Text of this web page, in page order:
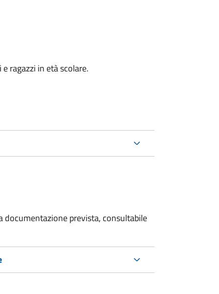
ragazzi in età scolare.
prevista, consultabile